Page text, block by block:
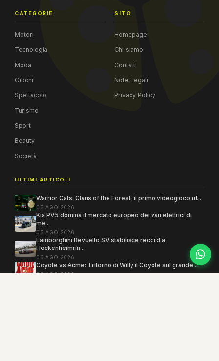
CATEGORIE
Motori
Tecnologia
Moda
Giochi
Spettacolo
Turismo
Sport
Beauty
Società
SITO
Homepage
Chi siamo
Contatti
Note Legali
Privacy Policy
ULTIMI ARTICOLI
Warrior Cats: Clans of the Forest, il primo videogioco uf...
06 AGO 2026
Kia PV5 domina il mercato europeo dei van elettrici di
me...
06 AGO 2026
Lamborghini Revuelto SV stabilisce record a
Hockenheimrin...
06 AGO 2026
Coyote vs Acme: il ritorno di Willy il Coyote sul grande ...
06 AGO 2026